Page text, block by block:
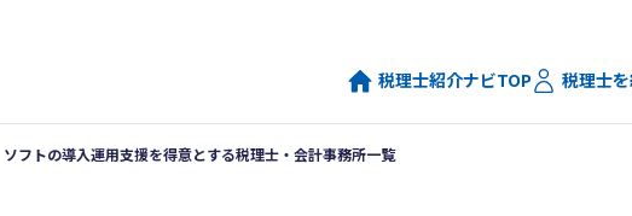
税理士紹介ナビTOP 税理士
ソフトの導入運用支援を得意とする税理士・会計事務所一覧